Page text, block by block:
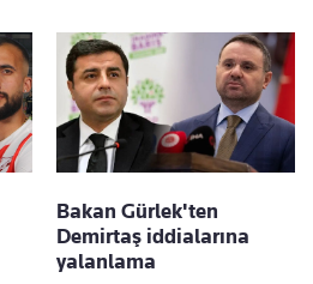
Bakan Gürlek'ten
Demirtaş iddialarına
yalanlama